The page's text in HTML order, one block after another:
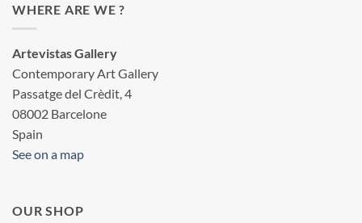
WHERE ARE WE ?
Artevistas Gallery
Contemporary Art Gallery
Passatge del Crèdit, 4
08002 Barcelone
Spain
See on a map
OUR SHOP